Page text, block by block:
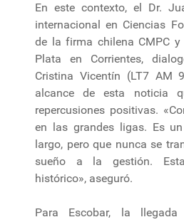
En este contexto, el Dr.
internacional en Ciencias
de la firma chilena CMPC y
Plata en Corrientes,
Cristina Vicentín (LT7 AM
alcance de esta noticia
repercusiones positivas.
en las grandes ligas. Es
largo, pero que nunca se
sueño a la gestión.
histórico», aseguró.
Para Escobar, la